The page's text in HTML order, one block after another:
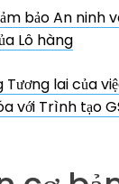
bảo An ninh
Lô hàng
Tương lai của
với Trình tạo